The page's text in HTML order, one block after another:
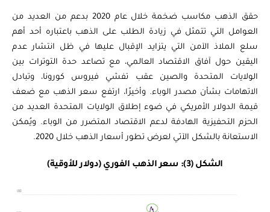
حقق الذهب مكاسب ضخمة خلال عام 2020 بدعم من العديد من
العوامل التي تتمثل في زيادة الطلب على الذهب باعتباره أحد أهم
سلع الملاذ الآمن التي يتزايد الإقبال عليها في ظل انتشار عدم
اليقين حول آفاق الاقتصاد العالمي، مع تصاعد حدة التوترات بين
الولايات المتحدة والصين عقب تفشي فيروس كورونا، وتبادل
الاتهامات بشأن مصدر الوباء. وأخيرًا، ارتفع سعر الذهب مع ضعف
قيمة الدولار الأمريكي في ضوء إطلاق الولايات المتحدة العديد من
الحزم التحفيزية الهادفة لدعم الاقتصاد المتضرر من الوباء. ويُمكن
الاستعانة بالشكل الآتي لعرض تطور أسعار الذهب خلال 2020.
الشكل (3): سعر الذهب الفوري (دولار للأوقية)